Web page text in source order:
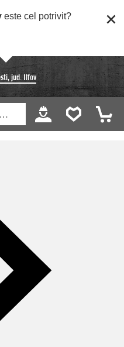
este cel potrivit?
jud. Ilfov